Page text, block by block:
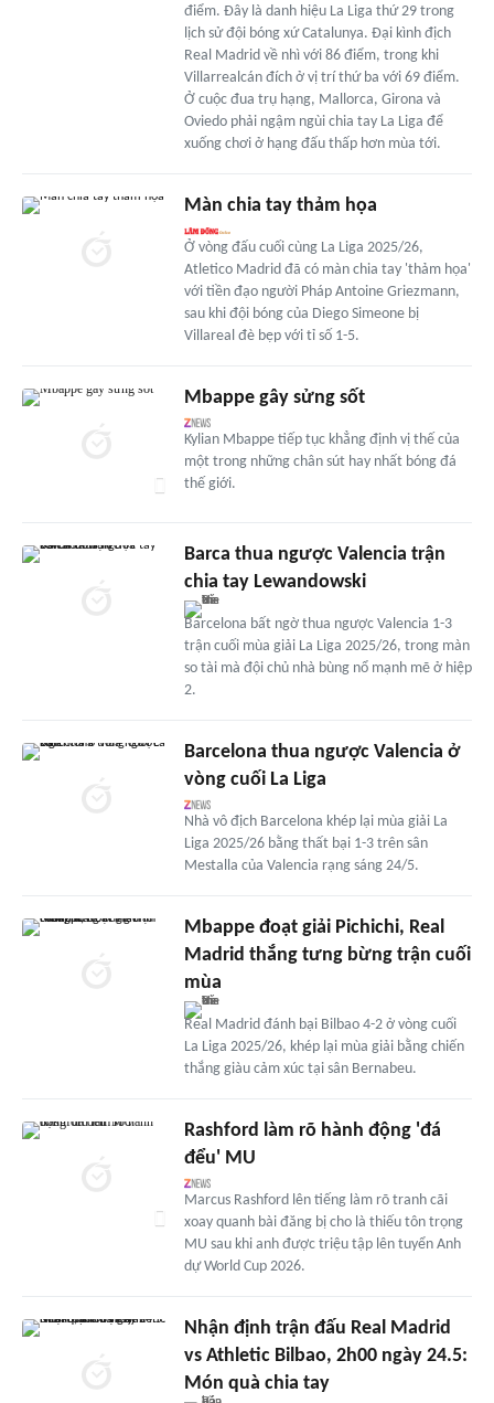
điểm. Đây là danh hiệu La Liga thứ 29 trong
lịch sử đội bóng xứ Catalunya. Đại kình địch
Real Madrid về nhì với 86 điểm, trong khi
Villarrealcán đích ở vị trí thứ ba với 69 điểm.
Ở cuộc đua trụ hạng, Mallorca, Girona và
Oviedo phải ngậm ngùi chia tay La Liga để
xuống chơi ở hạng đấu thấp hơn mùa tới.
Màn chia tay thảm họa
Ở vòng đấu cuối cùng La Liga 2025/26,
Atletico Madrid đã có màn chia tay 'thảm họa'
với tiền đạo người Pháp Antoine Griezmann,
sau khi đội bóng của Diego Simeone bị
Villareal đè bẹp với tỉ số 1-5.
Mbappe gây sửng sốt
Kylian Mbappe tiếp tục khẳng định vị thế của
một trong những chân sút hay nhất bóng đá
thế giới.
Barca thua ngược Valencia trận
chia tay Lewandowski
Barcelona bất ngờ thua ngược Valencia 1-3
trận cuối mùa giải La Liga 2025/26, trong màn
so tài mà đội chủ nhà bùng nổ mạnh mẽ ở hiệp
2.
Barcelona thua ngược Valencia ở
vòng cuối La Liga
Nhà vô địch Barcelona khép lại mùa giải La
Liga 2025/26 bằng thất bại 1-3 trên sân
Mestalla của Valencia rạng sáng 24/5.
Mbappe đoạt giải Pichichi, Real
Madrid thắng tưng bừng trận cuối
mùa
Real Madrid đánh bại Bilbao 4-2 ở vòng cuối
La Liga 2025/26, khép lại mùa giải bằng chiến
thắng giàu cảm xúc tại sân Bernabeu.
Rashford làm rõ hành động 'đá
đểu' MU
Marcus Rashford lên tiếng làm rõ tranh cãi
xoay quanh bài đăng bị cho là thiếu tôn trọng
MU sau khi anh được triệu tập lên tuyển Anh
dự World Cup 2026.
Nhận định trận đấu Real Madrid
vs Athletic Bilbao, 2h00 ngày 24.5:
Món quà chia tay